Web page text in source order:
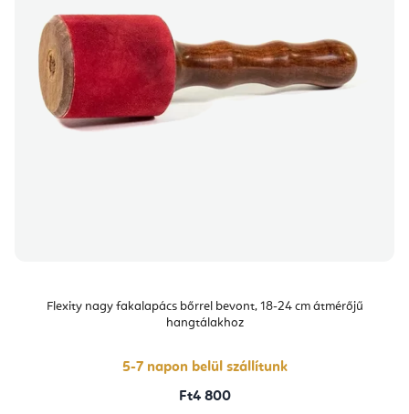
Flexity nagy fakalapács bőrrel bevont, 18-24 cm átmérőjű
hangtálakhoz
5-7 napon belül szállítunk
Ft4 800